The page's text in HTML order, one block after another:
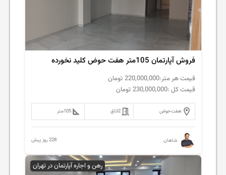
فروش آپارتمان 105متر هفت حوض کلید نخورده
قیمت هر متر:220,000,000 تومان
قیمت کل :230,000,000 تومان
هفت‌حوض 2اتاق 105متر
شاهان 228 روز پیش
رهن و اجاره آپارتمان در تهران